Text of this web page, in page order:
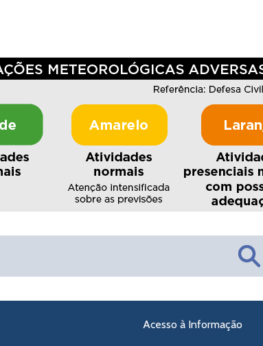
Acesso à Informação